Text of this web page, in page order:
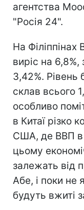
агентства
"Росія 24".
На
виріс на
3,42%. Рівень
склав всього
особливо
в Китаї різко
США, де ВВП в
цьому
залежать від
Абе, і поки не
будуть вжиті